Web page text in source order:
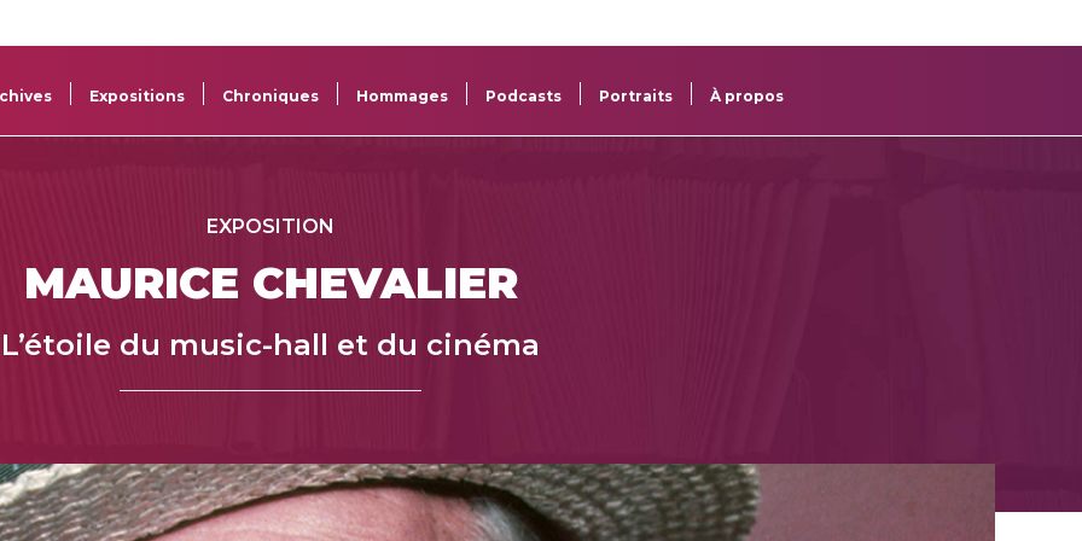
Sacem
projets
Sacem
des œuvres
Expositions Chroniques Hommages Podcasts Portraits À propos
EXPOSITION
MAURICE CHEVALIER
L’étoile du music-hall et du cinéma